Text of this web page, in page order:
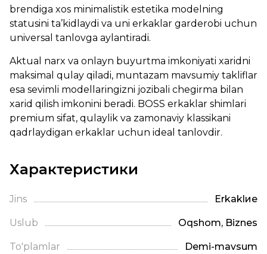
brendiga xos minimalistik estetika modelning
statusini ta’kidlaydi va uni erkaklar garderobi uchun
universal tanlovga aylantiradi.
Aktual narx va onlayn buyurtma imkoniyati xaridni
maksimal qulay qiladi, muntazam mavsumiy takliflar
esa sevimli modellaringizni jozibali chegirma bilan
xarid qilish imkonini beradi. BOSS erkaklar shimlari
premium sifat, qulaylik va zamonaviy klassikani
qadrlaydigan erkaklar uchun ideal tanlovdir.
Характеристики
Jins Erkaklие
Uslub Oqshom, Biznes
To'plamlar Demi-mavsum